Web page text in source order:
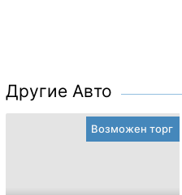
Другие Авто
Возможен торг